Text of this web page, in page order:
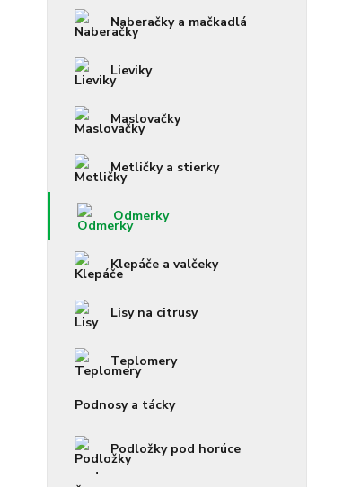
Naberačky a mačkadlá
Lieviky
Maslovačky
Metličky a stierky
Odmerky
Klepáče a valčeky
Lisy na citrusy
Teplomery
Podnosy a tácky
Podložky pod horúce